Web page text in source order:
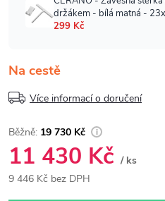
Na cestě
Více informací o doručení
19 730 Kč
11 430 Kč / ks
9 446 Kč bez DPH